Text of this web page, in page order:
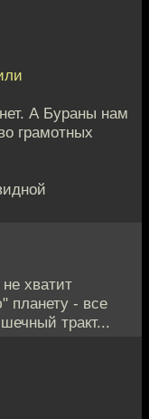
А Бураны нам
грамотных
хватит
планету - все
тракт...